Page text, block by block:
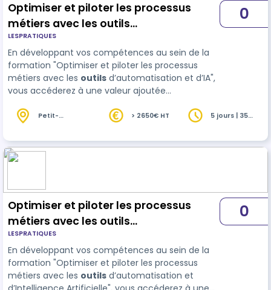
Optimiser et piloter les processus
métiers avec les outils
d’automatisation et d’Intelligence
Artificielle
LESPRATIQUES
En développant vos compétences au sein de la
formation "Optimiser et piloter les processus
métiers avec les outils d’automatisation et d’IA",
vous accéderez à une valeur ajoutée
sur la découverte d'outils technologiques et les
formation d'une durée de 35 heures étal…
0
Petit-
> 2650€ HT
5 jours | 35
Optimiser et piloter les processus
métiers avec les outils
d’automatisation et d’Intelligence
Artificielle
LESPRATIQUES
En développant vos compétences au sein de la
formation "Optimiser et piloter les processus
métiers avec les outils d’automatisation et
0